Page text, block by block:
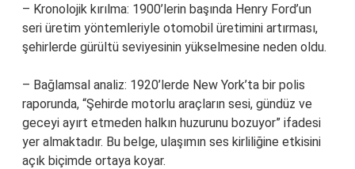
– Kronolojik kırılma: 1900’lerin başında Henry Ford’un
seri üretim yöntemleriyle otomobil üretimini artırması,
şehirlerde gürültü seviyesinin yükselmesine neden oldu.
– Bağlamsal analiz: 1920’lerde New York’ta bir polis
raporunda, “Şehirde motorlu araçların sesi, gündüz ve
geceyi ayırt etmeden halkın huzurunu bozuyor” ifadesi
yer almaktadır. Bu belge, ulaşımın ses kirliliğine etkisini
açık biçimde ortaya koyar.